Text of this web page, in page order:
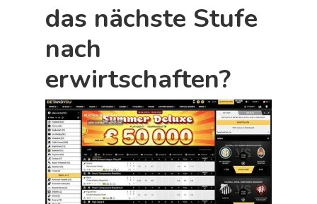
das nächste Stufe
nach
erwirtschaften?